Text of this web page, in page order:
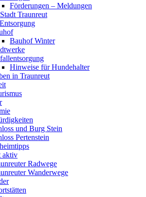
Förderungen – Meldungen
Traunreut
Bauhof Winter
Hinweise für Hundehalter
in Traunreut
und Burg Stein
Pertenstein
aktiv
Radwege
Wanderwege